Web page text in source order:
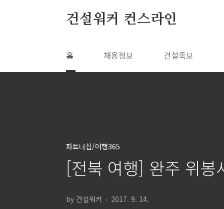
건설워커 컨스라인
홈 채용정보 건설족보
파트너십/여행365
[전북 여행] 완주 위
by 건설워커 2017. 9. 14.